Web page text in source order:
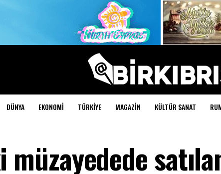
DÜNYA EKONOMI TÜRKIYE MAGAZIN KÜLTÜR SANAT